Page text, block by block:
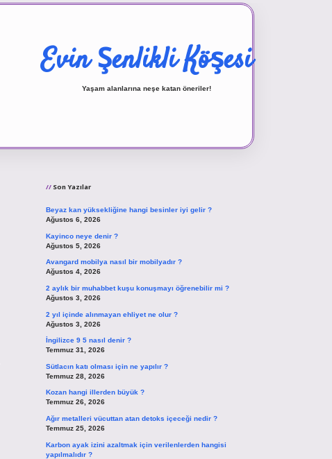
Evin Şenlikli Köşesi
Yaşam alanlarına neşe katan öneriler!
Son Yazılar
Beyaz kan yüksekliğine hangi besinler iyi gelir ?
Ağustos 6, 2026
Kayinco neye denir ?
Ağustos 5, 2026
Avangard mobilya nasıl bir mobilyadır ?
Ağustos 4, 2026
2 aylık bir muhabbet kuşu konuşmayı öğrenebilir mi ?
Ağustos 3, 2026
2 yıl içinde alınmayan ehliyet ne olur ?
Ağustos 3, 2026
İngilizce 9 5 nasıl denir ?
Temmuz 31, 2026
Sütlacın katı olması için ne yapılır ?
Temmuz 28, 2026
Kozan hangi illerden büyük ?
Temmuz 26, 2026
Ağır metalleri vücuttan atan detoks içeceği nedir ?
Temmuz 25, 2026
Karbon ayak izini azaltmak için verilenlerden hangisi
yapılmalıdır ?